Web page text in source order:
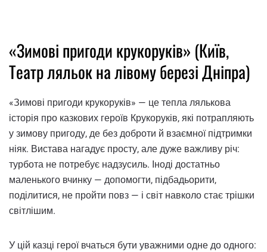
«Зимові пригоди крукоруків» (Київ,
Театр ляльок на лівому березі Дніпра)
«Зимові пригоди крукоруків» — це тепла лялькова
історія про казкових героїв Крукоруків, які потрапляють
у зимову пригоду, де без доброти й взаємної підтримки
ніяк. Вистава нагадує просту, але дуже важливу річ:
турбота не потребує надзусиль. Іноді достатньо
маленького вчинку — допомогти, підбадьорити,
поділитися, не пройти повз — і світ навколо стає трішки
світлішим.
У цій казці герої вчаться бути уважними одне до одного: